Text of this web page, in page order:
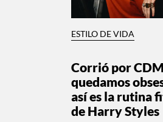
ESTILO DE VIDA
Corrió por
quedamos
así es la rutina
de Harry Styles